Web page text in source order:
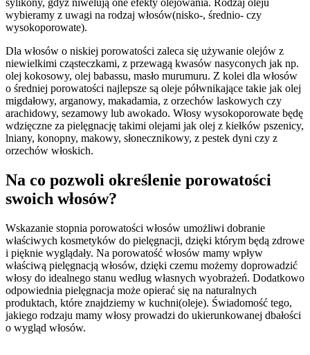
sylikony, gdyż niwelują one efekty olejowania. Rodzaj oleju
wybieramy z uwagi na rodzaj włosów(nisko-, średnio- czy
wysokoporowate).
Dla włosów o niskiej porowatości zaleca się używanie olejów z
niewielkimi cząsteczkami, z przewagą kwasów nasyconych jak np.
olej kokosowy, olej babassu, masło murumuru. Z kolei dla włosów
o średniej porowatości najlepsze są oleje półwnikające takie jak olej
migdałowy, arganowy, makadamia, z orzechów laskowych czy
arachidowy, sezamowy lub awokado. Włosy wysokoporowate będę
wdzięczne za pielęgnację takimi olejami jak olej z kiełków pszenicy,
lniany, konopny, makowy, słonecznikowy, z pestek dyni czy z
orzechów włoskich.
Na co pozwoli określenie porowatości
swoich włosów?
Wskazanie stopnia porowatości włosów umożliwi dobranie
właściwych kosmetyków do pielęgnacji, dzięki którym będą zdrowe
i pięknie wyglądały. Na porowatość włosów mamy wpływ
właściwą pielęgnacją włosów, dzięki czemu możemy doprowadzić
włosy do idealnego stanu według własnych wyobrażeń. Dodatkowo
odpowiednia pielęgnacja może opierać się na naturalnych
produktach, które znajdziemy w kuchni(oleje). Świadomość tego,
jakiego rodzaju mamy włosy prowadzi do ukierunkowanej dbałości
o wygląd włosów.